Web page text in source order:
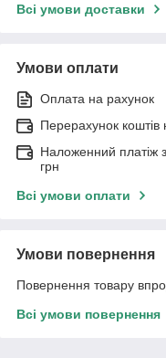
Всі умови доставки
Умови оплати
Оплата на рахунок
Перерахунок коштів
Наложенний платіж
грн
Всі умови оплати
Умови повернення
Повернення товару
Всі умови повернення